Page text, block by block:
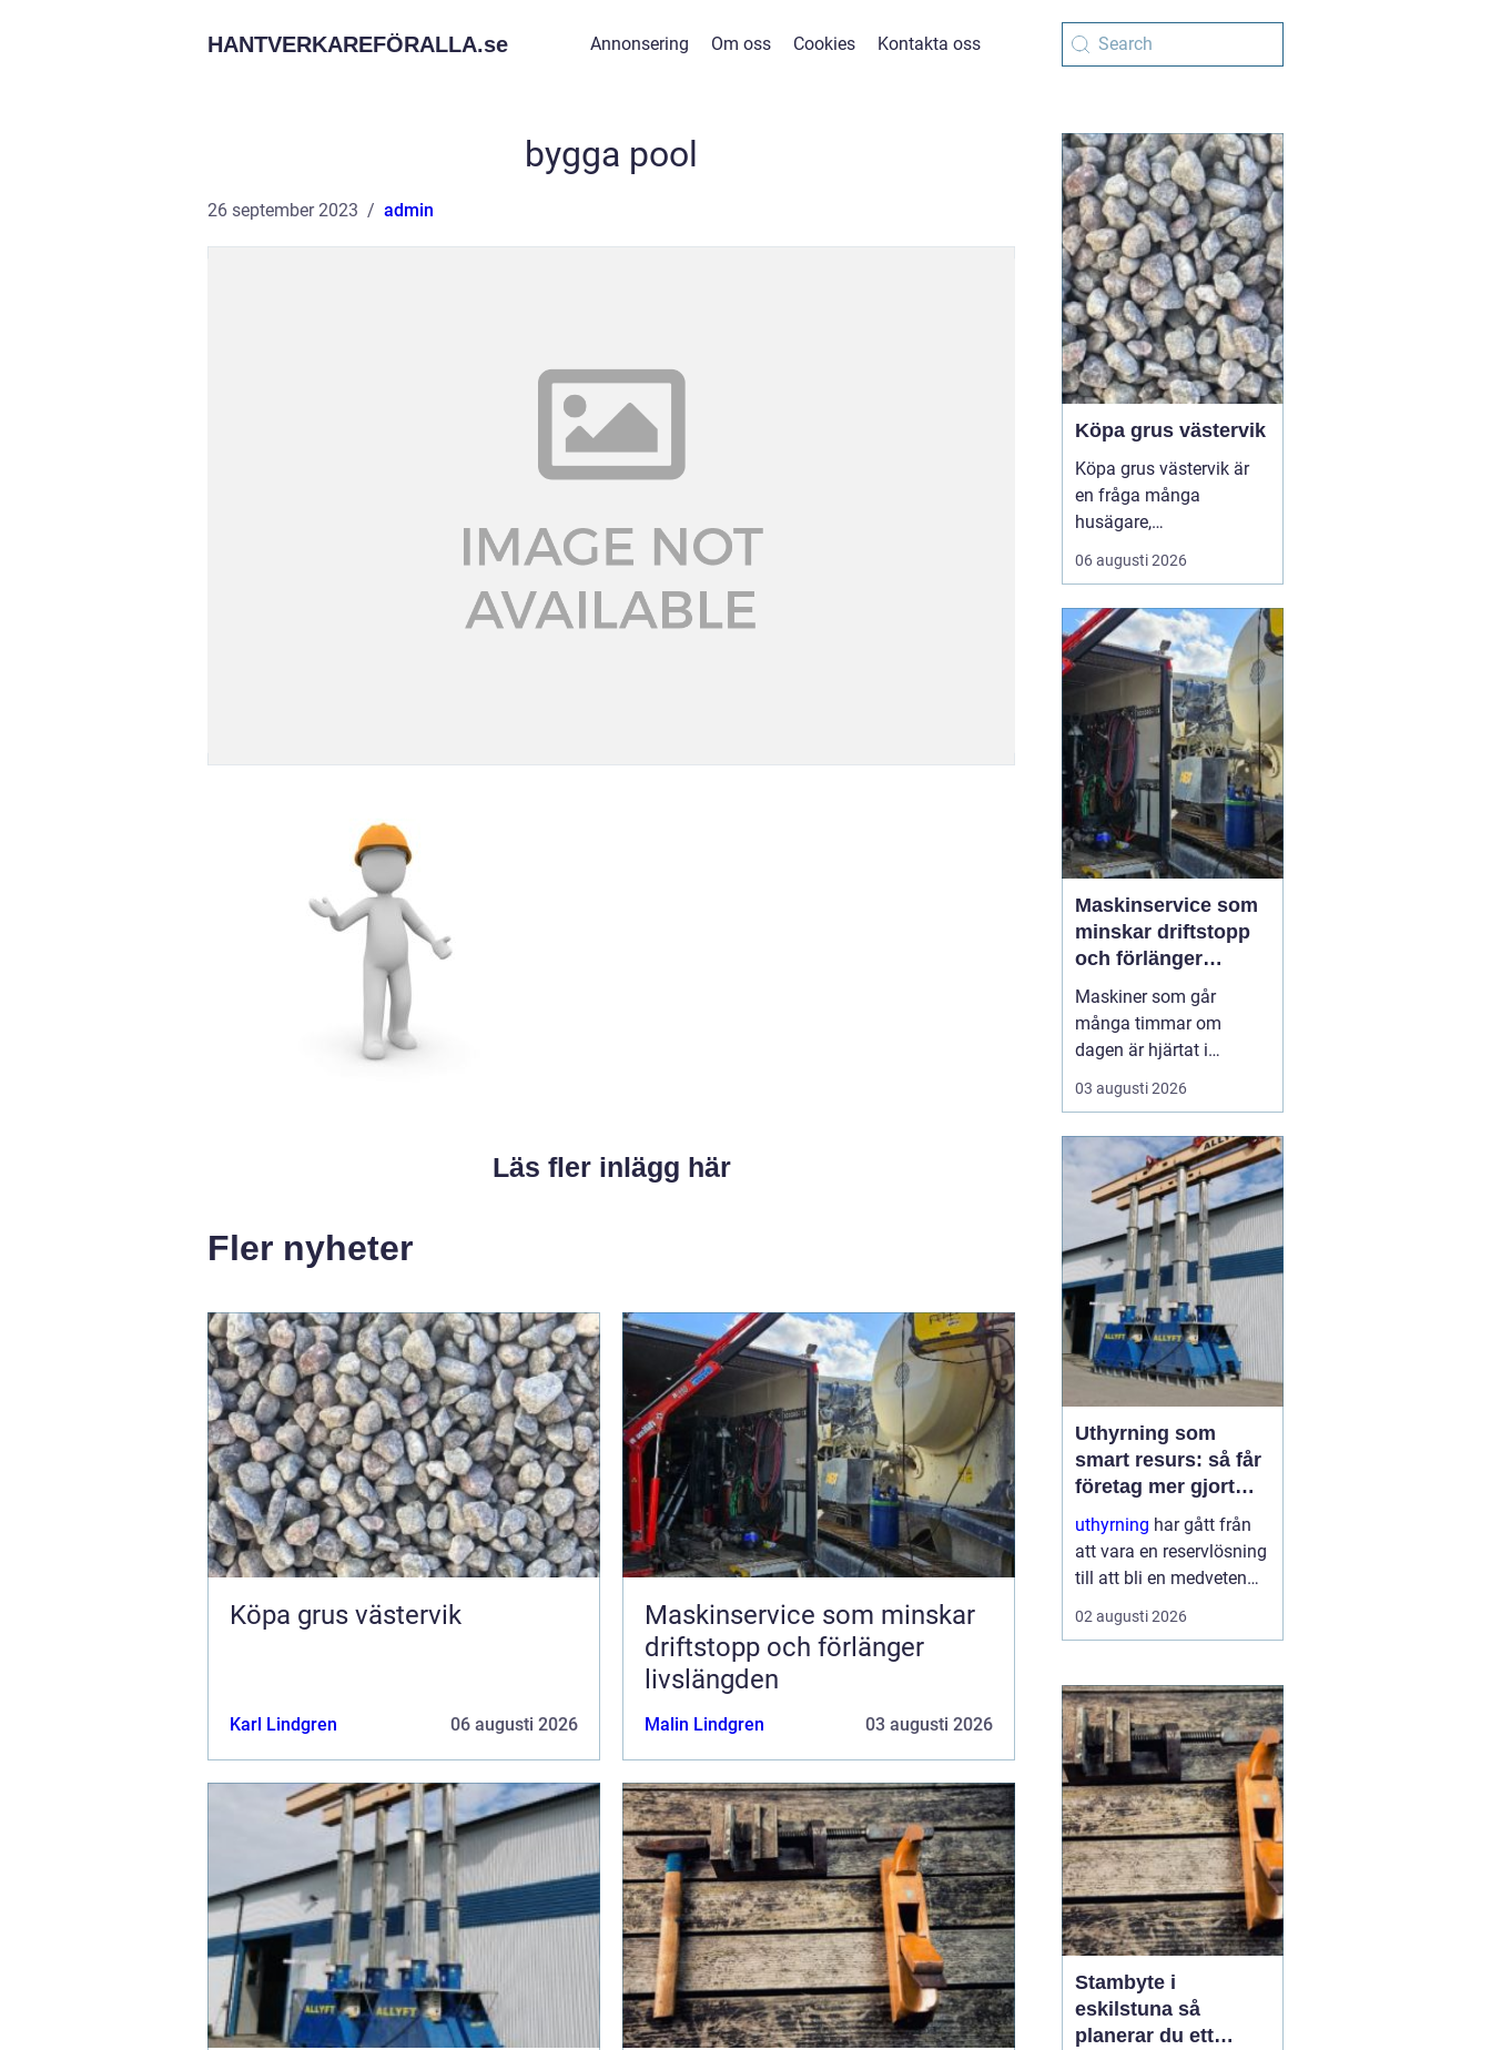
HANTVERKAREFÖRALLA.se Annonsering Om oss Cookies Kontakta oss
bygga pool
26 september 2023 admin
Läs fler inlägg här
Fler nyheter
Köpa grus västervik
Karl Lindgren 06 augusti 2026
Maskinservice som minskar
driftstopp och förlänger
livslängden
Malin Lindgren 03 augusti 2026
Köpa grus västervik
Köpa grus västervik är
en fråga många
husägare,
markentreprenörer och
fritidshusägare i
när nya projekt ska i
gång. Rätt sorts grus gör
skillnad för allt från en
enkel trädgårdsgång till
en tungt trafikerad
uppfart eller en s...
06 augusti 2026
Maskinservice som
minskar driftstopp
och förlänger
livslängden
Maskiner som går
många timmar om
dagen är hjärtat i
entreprenad, skog och
lantbruk. När de stannar,
genomtänkt
maskinservice intebara
en kostnad, utan ett sätt
a...
03 augusti 2026
Uthyrning som
smart resurs: så får
företag mer gjort
med mindre
uthyrning har gått från
att vara en reservlösning
till att bli en medveten
strategi för många
företag. I stället för att
utrustning väljer allt fler
att hyra. Det frigör både
pengar o...
02 augusti 2026
Stambyte i
eskilstuna så
planerar du ett